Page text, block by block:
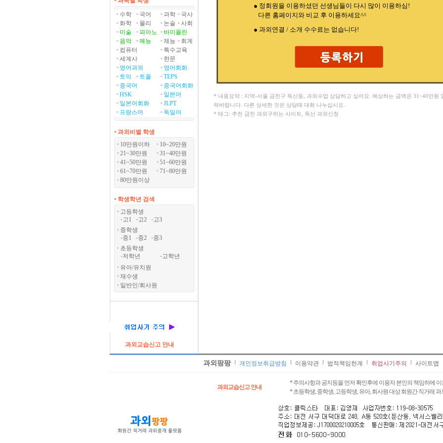
수학
국어 과학
국사
화학
물리 논술
사회
미술
피아노
바이올린
음악
예능 체능
회계
컴퓨터
특수교육
세계사
한문
영어과외
영어회화
토익
토플
TEPS
중국어
중국어회화
HSK
일본어
일본어회화
JLPT
프랑스어
독일어
• 과외비별 학생
10만원이하
10~20만원
21~30만원
31~40만원
41~50만원
51~60만원
61~70만원
71~80만원
80만원이상
• 학생학년 검색
고등학생
-고1 -고2 -고3
중학생
-중1 -중2 -중3
초등학생
-저학년 -고학년
유아/유치원
재수생
일반인/회사원
과외교습신고 안내
● 정회원을 이용하셨던 선생님들이 다시 많이 이용하심!
다른 홈페이지와 비교 후 이용하세요^^
● 과외연결 / 소개 수수료는 없습니다!
* 내용요약 : 지역-서울 금천구 독산동, 과외수업 상담하고 싶어요. 예상하는 금액은 31~40만원
락바랍니다. 다른 상세한 것은 상담때 대화 나누십시요.
* 태그: 추천 금천 과외구하는 사이트, 독산 과외신청
과외팡팡 개인정보취급방침 이용약관 법적책임한계 취업사기주의 사이트맵
과외교습신고 안내
* 주의사항과 공지등을 먼저 확인후에 이용자 본인의 책임하에
* 초등학생, 중학생, 고등학생, 유아, 회사원 대상 회원간 직거래